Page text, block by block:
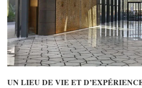
UN LIEU DE VIE ET